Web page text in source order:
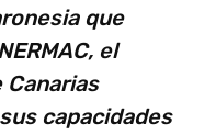
que
el
capacidades